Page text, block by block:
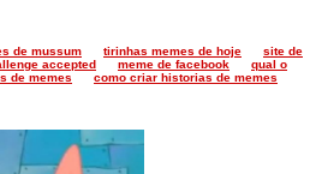
de mussum tirinhas memes de hoje
site de
accepted meme de facebook
qual o
de memes
como criar historias de memes